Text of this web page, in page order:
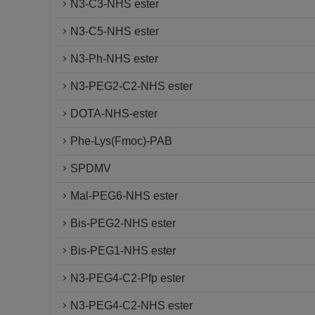
N3-C3-NHS ester
N3-C5-NHS ester
N3-Ph-NHS ester
N3-PEG2-C2-NHS ester
DOTA-NHS-ester
Phe-Lys(Fmoc)-PAB
SPDMV
Mal-PEG6-NHS ester
Bis-PEG2-NHS ester
Bis-PEG1-NHS ester
N3-PEG4-C2-Pfp ester
N3-PEG4-C2-NHS ester